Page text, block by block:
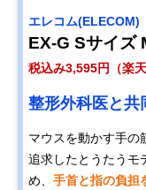
エレコム(ELECOM)
EX-G Sサイズ
税込み3,595円（楽天
整形外科医と共
マウスを動かす手の
追求したとうたうモ
め、 手首と指の負担